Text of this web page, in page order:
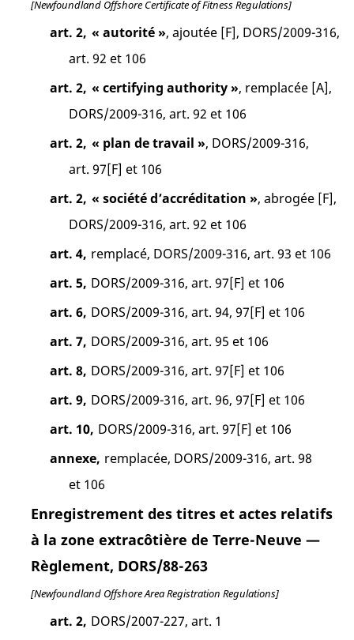
[Newfoundland Offshore Certificate of Fitness Regulations]
art. 2, « autorité », ajoutée [F], DORS/2009-316,
art. 92 et 106
art. 2, « certifying authority », remplacée [A],
DORS/2009-316, art. 92 et 106
art. 2, « plan de travail », DORS/2009-316,
art. 97[F] et 106
art. 2, « société d’accréditation », abrogée [F],
DORS/2009-316, art. 92 et 106
art. 4, remplacé, DORS/2009-316, art. 93 et 106
art. 5, DORS/2009-316, art. 97[F] et 106
art. 6, DORS/2009-316, art. 94, 97[F] et 106
art. 7, DORS/2009-316, art. 95 et 106
art. 8, DORS/2009-316, art. 97[F] et 106
art. 9, DORS/2009-316, art. 96, 97[F] et 106
art. 10, DORS/2009-316, art. 97[F] et 106
annexe, remplacée, DORS/2009-316, art. 98
et 106
Enregistrement des titres et actes relatifs
à la zone extracôtière de Terre-Neuve —
Règlement, DORS/88-263
[Newfoundland Offshore Area Registration Regulations]
art. 2, DORS/2007-227, art. 1